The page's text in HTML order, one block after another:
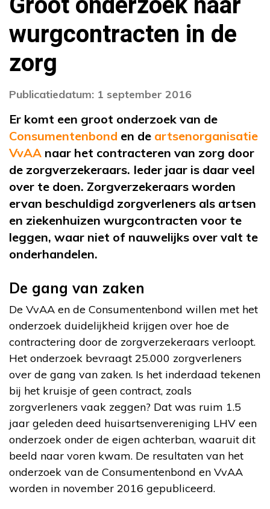
wurgcontracten in de
zorg
Publicatiedatum: 1 september 2016
Er komt een groot onderzoek van de
Consumentenbond en de artsenorganisatie
VvAA naar het contracteren van zorg door
de zorgverzekeraars. Ieder jaar is daar veel
over te doen. Zorgverzekeraars worden
ervan beschuldigd zorgverleners als artsen
en ziekenhuizen wurgcontracten voor te
leggen, waar niet of nauwelijks over valt te
onderhandelen.
De gang van zaken
De VvAA en de Consumentenbond willen met het
onderzoek duidelijkheid krijgen over hoe de
contractering door de zorgverzekeraars verloopt.
Het onderzoek bevraagt 25.000 zorgverleners
over de gang van zaken. Is het inderdaad tekenen
bij het kruisje of geen contract, zoals
zorgverleners vaak zeggen? Dat was ruim 1.5
jaar geleden deed huisartsenvereniging LHV een
onderzoek onder de eigen achterban, waaruit dit
beeld naar voren kwam. De resultaten van het
onderzoek van de Consumentenbond en VvAA
worden in november 2016 gepubliceerd.